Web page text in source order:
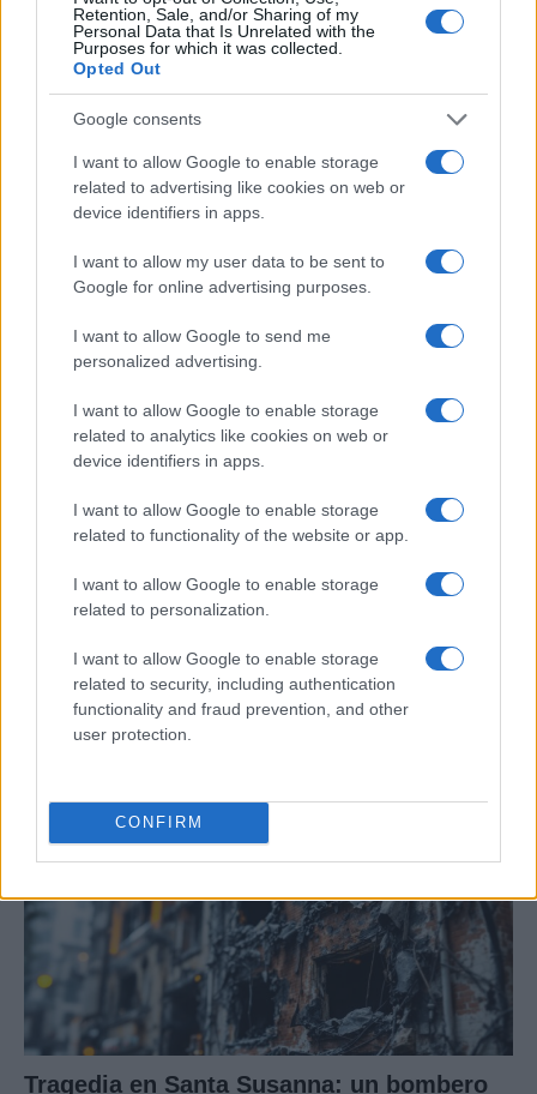
Retention, Sale, and/or Sharing of my
Personal Data that Is Unrelated with the
Purposes for which it was collected.
Opted Out
Google consents
I want to allow Google to enable storage
related to advertising like cookies on web or
device identifiers in apps.
I want to allow my user data to be sent to
Google for online advertising purposes.
I want to allow Google to send me
personalized advertising.
I want to allow Google to enable storage
related to analytics like cookies on web or
device identifiers in apps.
I want to allow Google to enable storage
related to functionality of the website or app.
I want to allow Google to enable storage
related to personalization.
I want to allow Google to enable storage
related to security, including authentication
functionality and fraud prevention, and other
user protection.
CONFIRM
Nuevo giro en el caso Yéremi Vargas:
desvelan el informe forense
El ‘caso Yéremi Vargas’, el niño desaparecido en 2007…
Curso de verano de la Universidad de La
Rioja finaliza con celebración
gastronómica
La Universidad de La Rioja despidió a 60…
Tragedia en Santa Susanna: un bombero